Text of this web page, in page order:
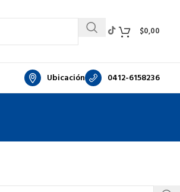
$0,00
Ubicación 0412-6158236